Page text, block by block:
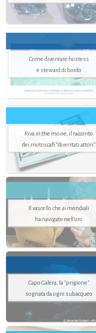
Come diventare hostess
e steward di bordo
Riva in the movie, il racconto
dei motoscafi “diventati attori”
Il vascello che ai mondiali
ha navigato nell’oro
Capo Galera, la "prigione"
sognata da ogni subacqueo